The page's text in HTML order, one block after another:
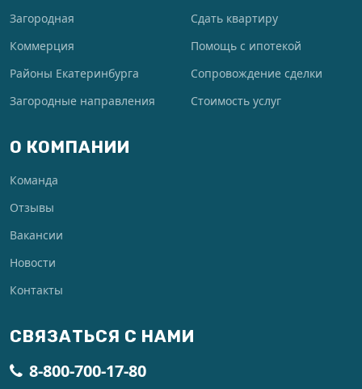
Загородная
Коммерция
Районы Екатеринбурга
Загородные направления
Сдать квартиру
Помощь с ипотекой
Сопровождение сделки
Стоимость услуг
О КОМПАНИИ
Команда
Отзывы
Вакансии
Новости
Контакты
СВЯЗАТЬСЯ С НАМИ
8-800-700-17-80